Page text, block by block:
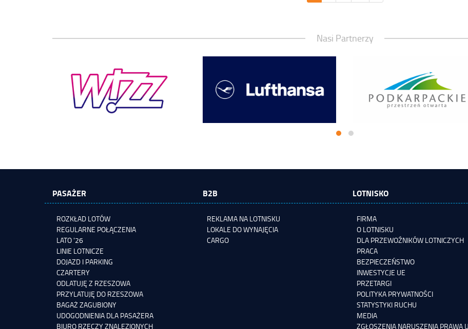
Nasi Partnerzy
PASAŻER B2B LOTNISKO
ROZKŁAD LOTÓW
REGULARNE POŁĄCZENIA
LATO '26
LINIE LOTNICZE
DOJAZD I PARKING
CZARTERY
ODLATUJĘ Z RZESZOWA
PRZYLATUJĘ DO RZESZOWA
BAGAŻ ZAGUBIONY
UDOGODNIENIA DLA PASAŻERA
BIURO RZECZY ZNALEZIONYCH
REKLAMA NA LOTNISKU
LOKALE DO WYNAJĘCIA
CARGO
FIRMA
O LOTNISKU
DLA PRZEWOŹNIKÓW LOTNICZYCH
PRACA
BEZPIECZEŃSTWO
INWESTYCJE UE
PRZETARGI
POLITYKA PRYWATNOŚCI
STATYSTYKI RUCHU
MEDIA
ZGŁOSZENIA NARUSZENIA PRAWA